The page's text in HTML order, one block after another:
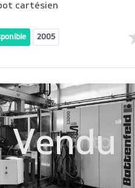
cartésien
2005
Vendu